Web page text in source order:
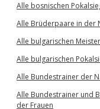
Alle bosnischen
Alle Brüderpaare in der
Alle bulgarischen Meister
Alle bulgarischen
Alle Bundestrainer der
Alle Bundestrainer und
der Frauen